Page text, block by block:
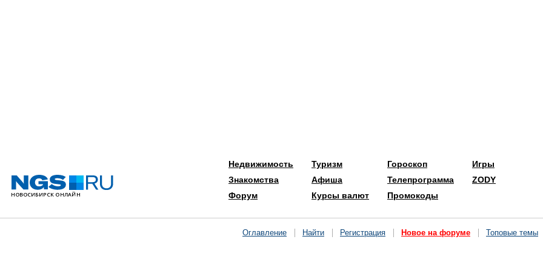
Недвижимость
Знакомства
Форум
Туризм
Афиша
Курсы валют
Гороскоп
Телепрограмма
Промокоды
Игры
ZODY
Оглавление Найти Регистрация Новое на форуме Топовые темы